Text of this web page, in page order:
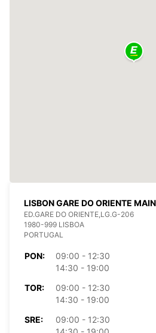
LISBON GARE DO ORIENTE
ED.GARE DO ORIENTE,LG.G-206
1980-999 LISBOA
PORTUGAL
PON:
09:00 - 12:30
14:30 - 19:00
TOR:
09:00 - 12:30
14:30 - 19:00
SRE:
09:00 - 12:30